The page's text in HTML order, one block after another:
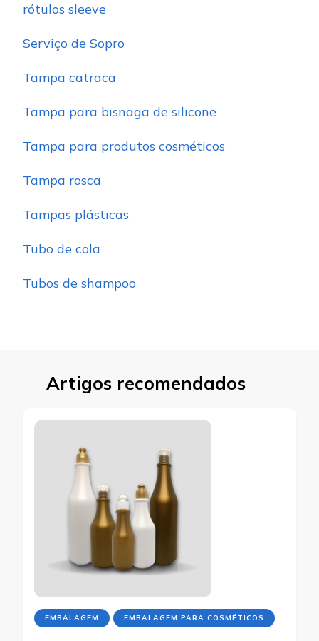
rótulos sleeve
Serviço de Sopro
Tampa catraca
Tampa para bisnaga de silicone
Tampa para produtos cosméticos
Tampa rosca
Tampas plásticas
Tubo de cola
Tubos de shampoo
Artigos recomendados
EMBALAGEM EMBALAGEM PARA COSMÉTICOS